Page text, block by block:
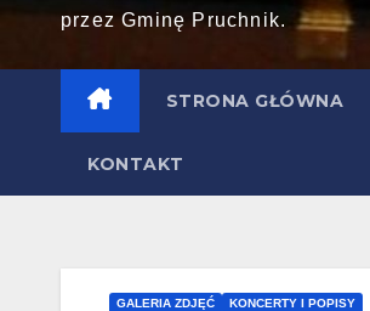
przez Gminę Pruchnik.
STRONA GŁÓWNA
KONTAKT
GALERIA ZDJĘĆ KONCERTY I POPISY